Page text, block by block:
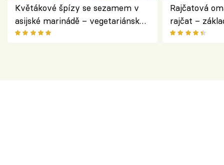
Květákové špízy se sezamem v
asijské marinádě – vegetariánská
chuťovka z grilu
Rajčatová
rajčat –